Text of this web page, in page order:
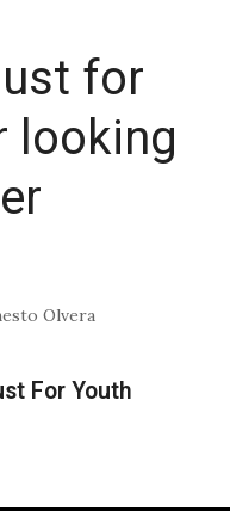
lust for
looking
Olvera
For Youth